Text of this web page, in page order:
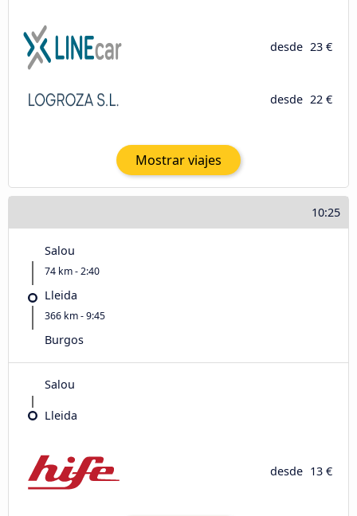
desde 23 €
desde 22 €
Mostrar viajes
10:25
Salou
74 km - 2:40
Lleida
366 km - 9:45
Burgos
Salou
Lleida
desde 13 €